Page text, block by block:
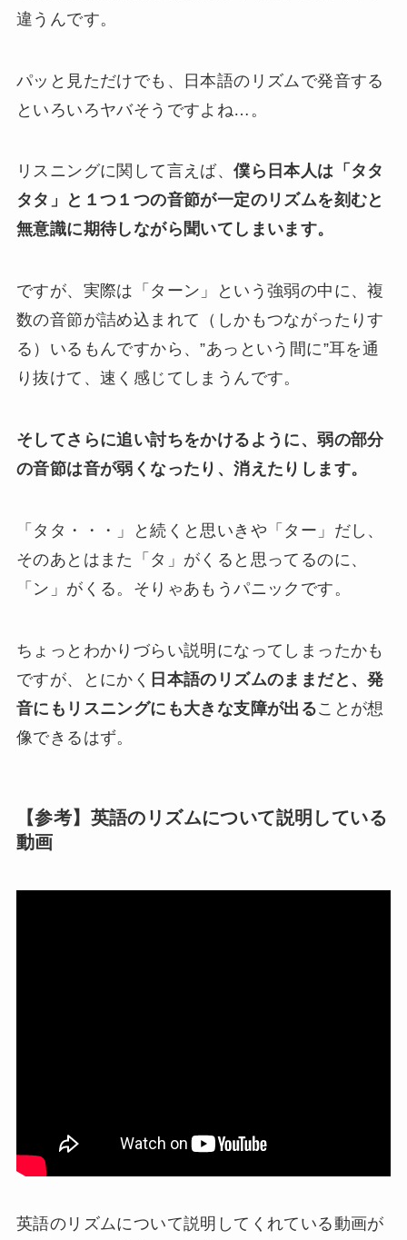
違うんです。
パッと見ただけでも、日本語のリズムで発音する
といろいろヤバそうですよね…。
リスニングに関して言えば、僕ら日本人は「タタ
タタ」と１つ１つの音節が一定のリズムを刻むと
無意識に期待しながら聞いてしまいます。
ですが、実際は「ターン」という強弱の中に、複
数の音節が詰め込まれて（しかもつながったりす
る）いるもんですから、”あっという間に”耳を通
り抜けて、速く感じてしまうんです。
そしてさらに追い討ちをかけるように、弱の部分
の音節は音が弱くなったり、消えたりします。
「タタ・・・」と続くと思いきや「 タ ー」だし、
そのあとはまた「タ」がくると思ってるのに、
「 ン 」がくる。そりゃあもうパニックです。
ちょっとわかりづらい説明になってしまったかも
ですが、とにかく 日本語のリズムのままだと、発
音にもリスニングにも大きな支障が出ることが想
像できるはず。
【参考】英語のリズムについて説明している
動画
英語のリズムについて説明してくれている動画が